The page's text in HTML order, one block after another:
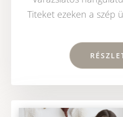
Titeket ezeken a szép